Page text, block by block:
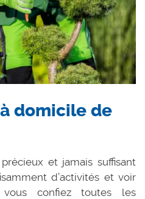
domicile de
et jamais suffisant
d’activités et voir
confiez toutes les